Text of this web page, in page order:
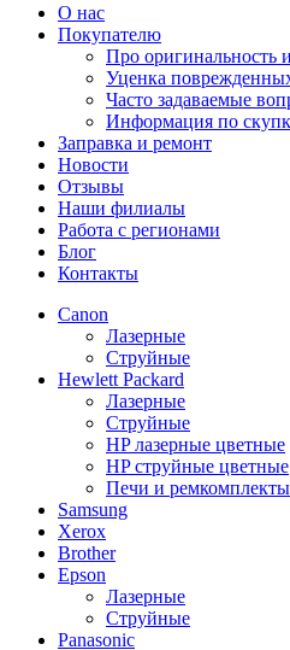
О нас
Покупателю
Про оригинальность
Уценка
Часто задаваемые
Информация по
Заправка и ремонт
Новости
Отзывы
Наши филиалы
Работа с регионами
Блог
Контакты
Canon
Лазерные
Струйные
Hewlett Packard
Лазерные
Струйные
HP лазерные цветные
HP струйные цветные
Печи и
Samsung
Xerox
Brother
Epson
Лазерные
Струйные
Panasonic